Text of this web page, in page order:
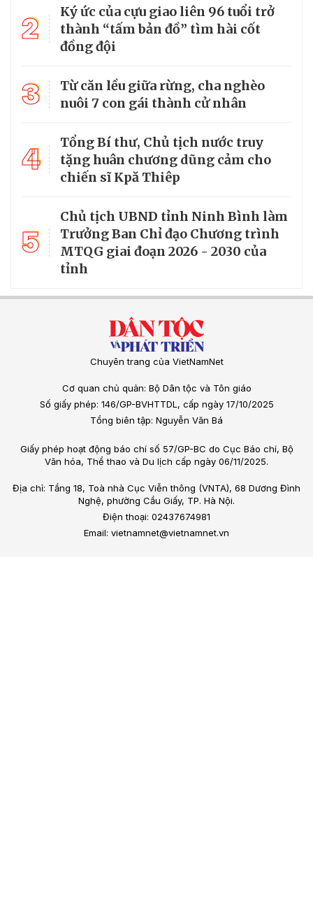
2
Ký ức của cựu giao liên 96 tuổi trở
thành “tấm bản đồ” tìm hài cốt
đồng đội
3
Từ căn lều giữa rừng, cha nghèo
nuôi 7 con gái thành cử nhân
4
Tổng Bí thư, Chủ tịch nước truy
tặng huân chương dũng cảm cho
chiến sĩ Kpă Thiêp
5
Chủ tịch UBND tỉnh Ninh Bình làm
Trưởng Ban Chỉ đạo Chương trình
MTQG giai đoạn 2026 - 2030 của
tỉnh
Chuyên trang của VietNamNet
Cơ quan chủ quản: Bộ Dân tộc và Tôn giáo
Số giấy phép: 146/GP-BVHTTDL, cấp ngày 17/10/2025
Tổng biên tập: Nguyễn Văn Bá
Giấy phép hoạt động báo chí số 57/GP-BC do Cục Báo chí, Bộ
Văn hóa, Thể thao và Du lịch cấp ngày 06/11/2025.
Địa chỉ: Tầng 18, Toà nhà Cục Viễn thông (VNTA), 68 Dương Đình
Nghệ, phường Cầu Giấy, TP. Hà Nội.
Điện thoại: 02437674981
Email: vietnamnet@vietnamnet.vn